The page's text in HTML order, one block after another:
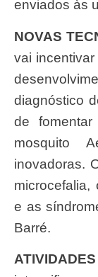
enviados às
NOVAS
vai
diagnóstico
de
mosquito
inovadoras.
microcefalia,
e as
Barré.